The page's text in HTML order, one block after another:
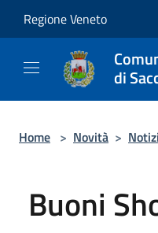
Regione Veneto
di
Home > Novità >
Buoni